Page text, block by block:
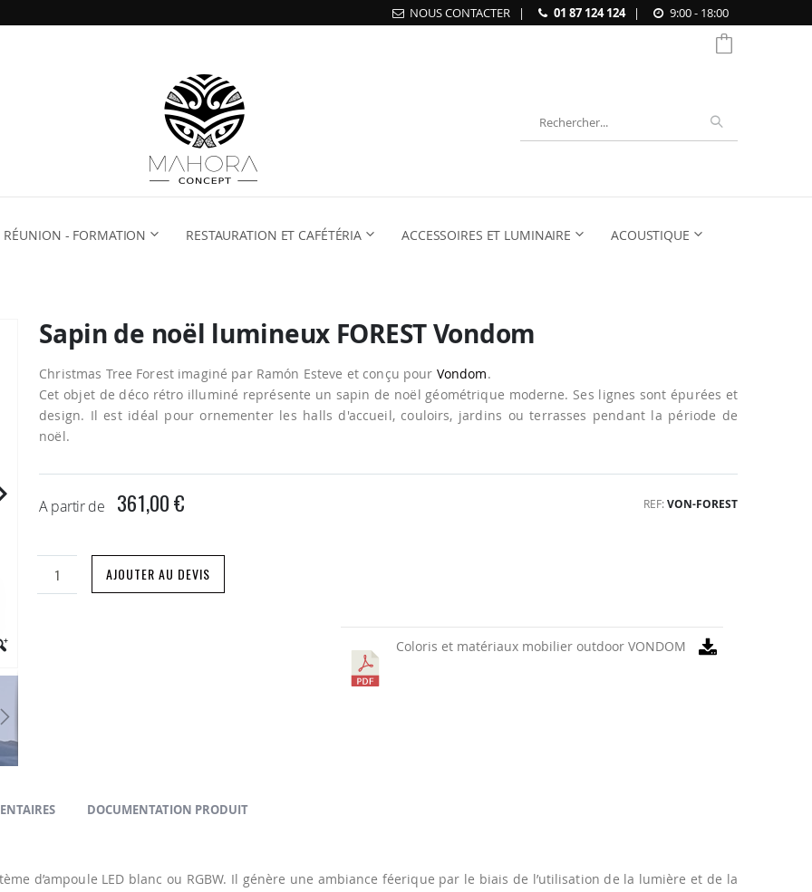
NOUS CONTACTER | 01 87 124 124 | 9:00 - 18:00
RÉUNION - FORMATION RESTAURATION ET CAFÉTÉRIA ACCESSOIRES ET LUMINAIRE ACOUSTIQUE
Sapin de noël lumineux FOREST Vondom
Christmas Tree Forest imaginé par Ramón Esteve et conçu pour Vondom.
Cet objet de déco rétro illuminé représente un sapin de noël géométrique moderne. Ses lignes sont épurées et
design. Il est idéal pour ornementer les halls d'accueil, couloirs, jardins ou terrasses pendant la période de
noël.
A partir de 361,00 € REF VON-FOREST
AJOUTER AU DEVIS
Coloris et matériaux mobilier outdoor VONDOM
d’ampoule LED blanc ou RGBW. Il génère une ambiance féerique par le biais de l’utilisation de la lumière et de la
DOCUMENTATION PRODUIT